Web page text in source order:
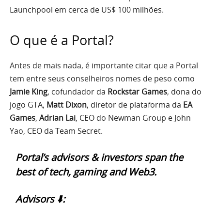
Launchpool em cerca de US$ 100 milhões.
O que é a Portal?
Antes de mais nada, é importante citar que a Portal
tem entre seus conselheiros nomes de peso como
Jamie King, cofundador da Rockstar Games, dona do
jogo GTA, Matt Dixon, diretor de plataforma da EA
Games, Adrian Lai, CEO do Newman Group e John
Yao, CEO da Team Secret.
Portal’s advisors & investors span the
best of tech, gaming and Web3.
Advisors ⬇️: